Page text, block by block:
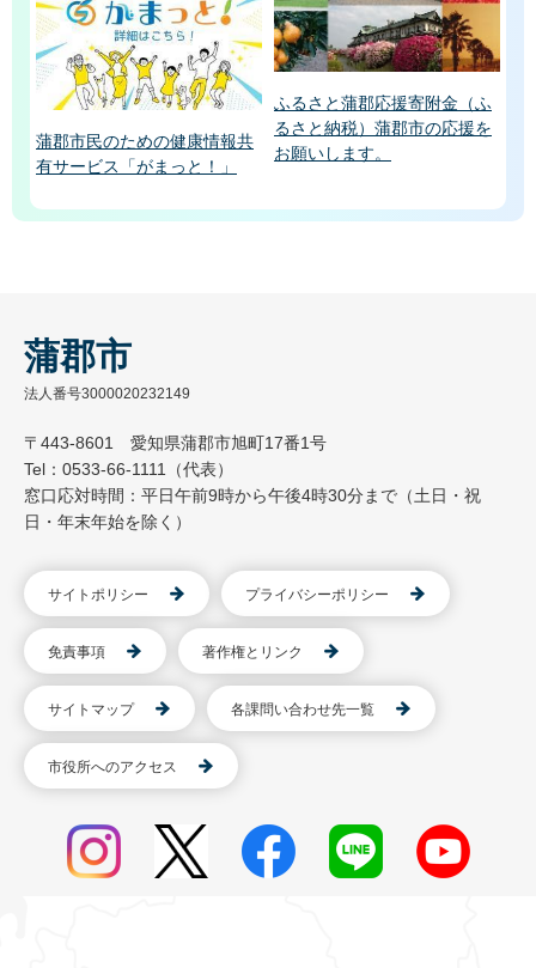
蒲郡市民のための健康情報共
有サービス「がまっと！」
ふるさと蒲郡応援寄附金（ふ
るさと納税）蒲郡市の応援を
お願いします。
蒲郡市
法人番号3000020232149
〒443-8601 愛知県蒲郡市旭町17番1号
Tel：0533-66-1111（代表）
窓口応対時間：平日午前9時から午後4時30分まで（土日・祝
日・年末年始を除く）
サイトポリシー プライバシーポリシー
免責事項 著作権とリンク
サイトマップ 各課問い合わせ先一覧
市役所へのアクセス